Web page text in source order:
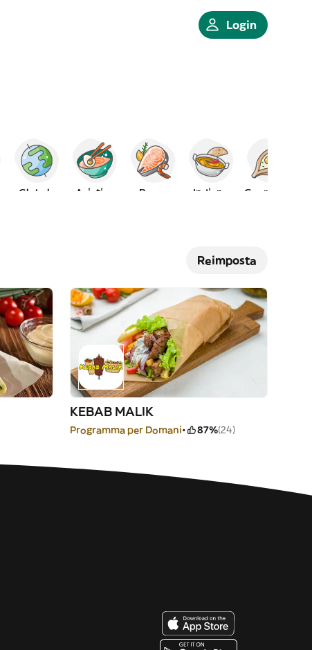
Login
Globale Asiatico Pesce Indiano Georgiano
Reimposta
KEBAB MALIK
Programma per Domani 87%(24)